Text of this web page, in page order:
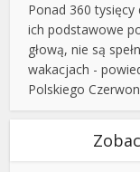
Ponad 360
ich podstawowe
głową, nie są
wakacjach -
Polskiego